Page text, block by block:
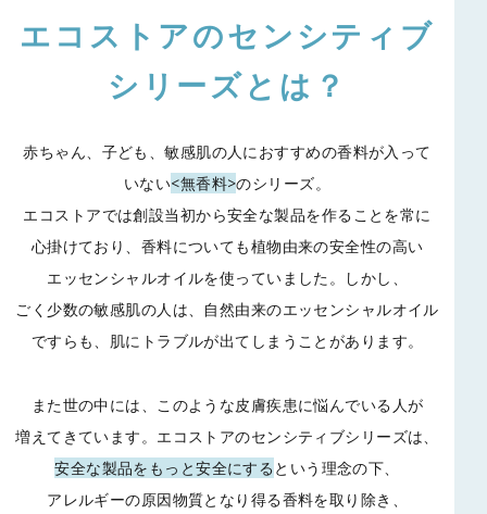
エコストアのセンシティブ
シリーズとは？
赤ちゃん、子ども、敏感肌の人におすすめの香料が入って
いない<無香料>のシリーズ。
エコストアでは創設当初から安全な製品を作ることを常に
心掛けており、 香料についても植物由来の安全性の高い
エッセンシャルオイルを使っていました。
しかし、
ごく少数の敏感肌の人は、自然由来のエッセンシャルオイル
ですらも、 肌にトラブルが出てしまうことがあります。
また世の中には、このような皮膚疾患に悩んでいる人が
増えてきています。 エコストアのセンシティブシリーズは、
安全な製品をもっと安全にする という理念の下、
アレルギーの原因物質となり得る香料を取り除き、